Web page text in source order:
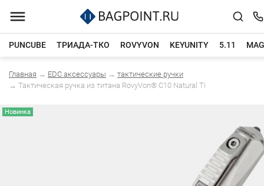
PUNCUBE ТРИАДА-ТКО ROVYVON KEYUNITY 5.11
Каталог товаров
Главная → EDC аксессуары → тактические ручки
→ Тактическая ручка из титана RovyVon® C10 Natural Ti
Новинка